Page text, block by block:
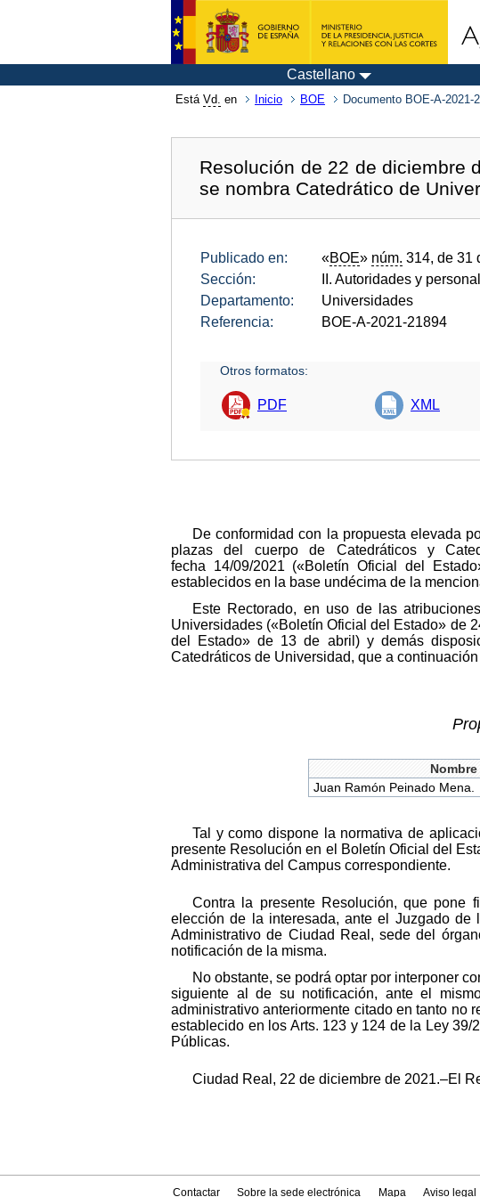
Castellano
Está Vd. en Inicio BOE Documento BOE-A-2021-
Resolución de 22 de diciembre
se nombra Catedrático de
Publicado en: «BOE» núm. 314, de 31
Sección:
II. Autoridades y personal
Departamento:
Universidades
Referencia:
BOE-A-2021-21894
Otros formatos:
PDF XML
De conformidad con la propuesta elevada
plazas del cuerpo de Catedráticos y
fecha 14/09/2021 («Boletín Oficial del
establecidos en la base undécima de la
Este Rectorado, en uso de las
Universidades («Boletín Oficial del Estado» de
del Estado» de 13 de abril) y demás
Catedráticos de Universidad, que a
Nombre
Juan Ramón Peinado Mena.
Tal y como dispone la normativa de
presente Resolución en el Boletín Oficial del
Administrativa del Campus correspondiente.
Contra la presente Resolución, que pone
elección de la interesada, ante el Juzgado
Administrativo de Ciudad Real, sede del
notificación de la misma.
No obstante, se podrá optar por interponer
siguiente al de su notificación, ante el
administrativo anteriormente citado en tanto no
establecido en los Arts. 123 y 124 de la Ley
Públicas.
Ciudad Real, 22 de diciembre de 2021.–El
Contactar Sobre la sede electrónica Mapa Aviso legal